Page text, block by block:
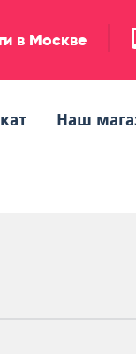
в Москве
Наш